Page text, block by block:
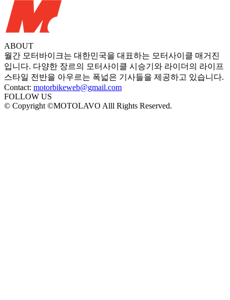
ABOUT
월간 모터바이크는 대한민국을 대표하는 모터사이클 매거진
입니다. 다양한 장르의 모터사이클 시승기와 라이더의 라이프
스타일 전반을 아우르는 폭넓은 기사들을 제공하고 있습니다.
Contact: motorbikeweb@gmail.com
FOLLOW US
© Copyright ©MOTOLAVO Alll Rights Reserved.